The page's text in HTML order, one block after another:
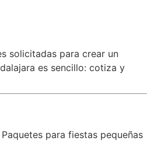
solicitadas para crear un
es sencillo: cotiza y
para fiestas pequeñas